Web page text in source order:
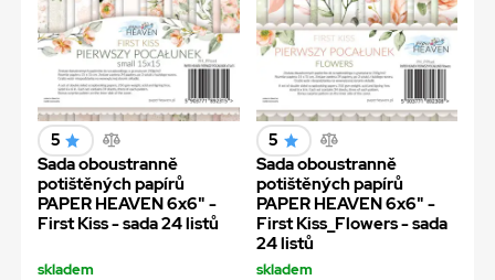
5
Sada oboustranně
potištěných papírů
PAPER HEAVEN 6x6" -
First Kiss - sada 24 listů
skladem
5
Sada oboustranně
potištěných papírů
PAPER HEAVEN 6x6" -
First Kiss_Flowers - sada
24 listů
skladem